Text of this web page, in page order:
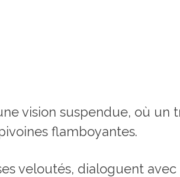
vision suspendue, où un
flamboyantes.
veloutés, dialoguent avec